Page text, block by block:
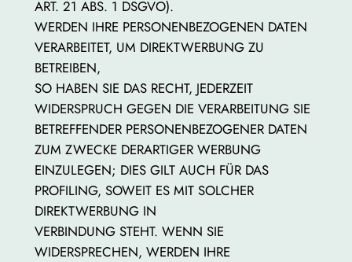
ART. 21 ABS. 1 DSGVO).
WERDEN IHRE PERSONENBEZOGENEN DATEN
VERARBEITET, UM DIREKTWERBUNG ZU
BETREIBEN,
SO HABEN SIE DAS RECHT, JEDERZEIT
WIDERSPRUCH GEGEN DIE VERARBEITUNG SIE
BETREFFENDER PERSONENBEZOGENER DATEN
ZUM ZWECKE DERARTIGER WERBUNG
EINZULEGEN; DIES GILT AUCH FÜR DAS
PROFILING, SOWEIT ES MIT SOLCHER
DIREKTWERBUNG IN
VERBINDUNG STEHT. WENN SIE
WIDERSPRECHEN, WERDEN IHRE